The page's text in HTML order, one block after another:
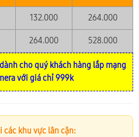
132.000 264.000
264.000 528.000
cho quý khách hàng lắp mạng
với giá chỉ 999k
các khu vực lân cận: